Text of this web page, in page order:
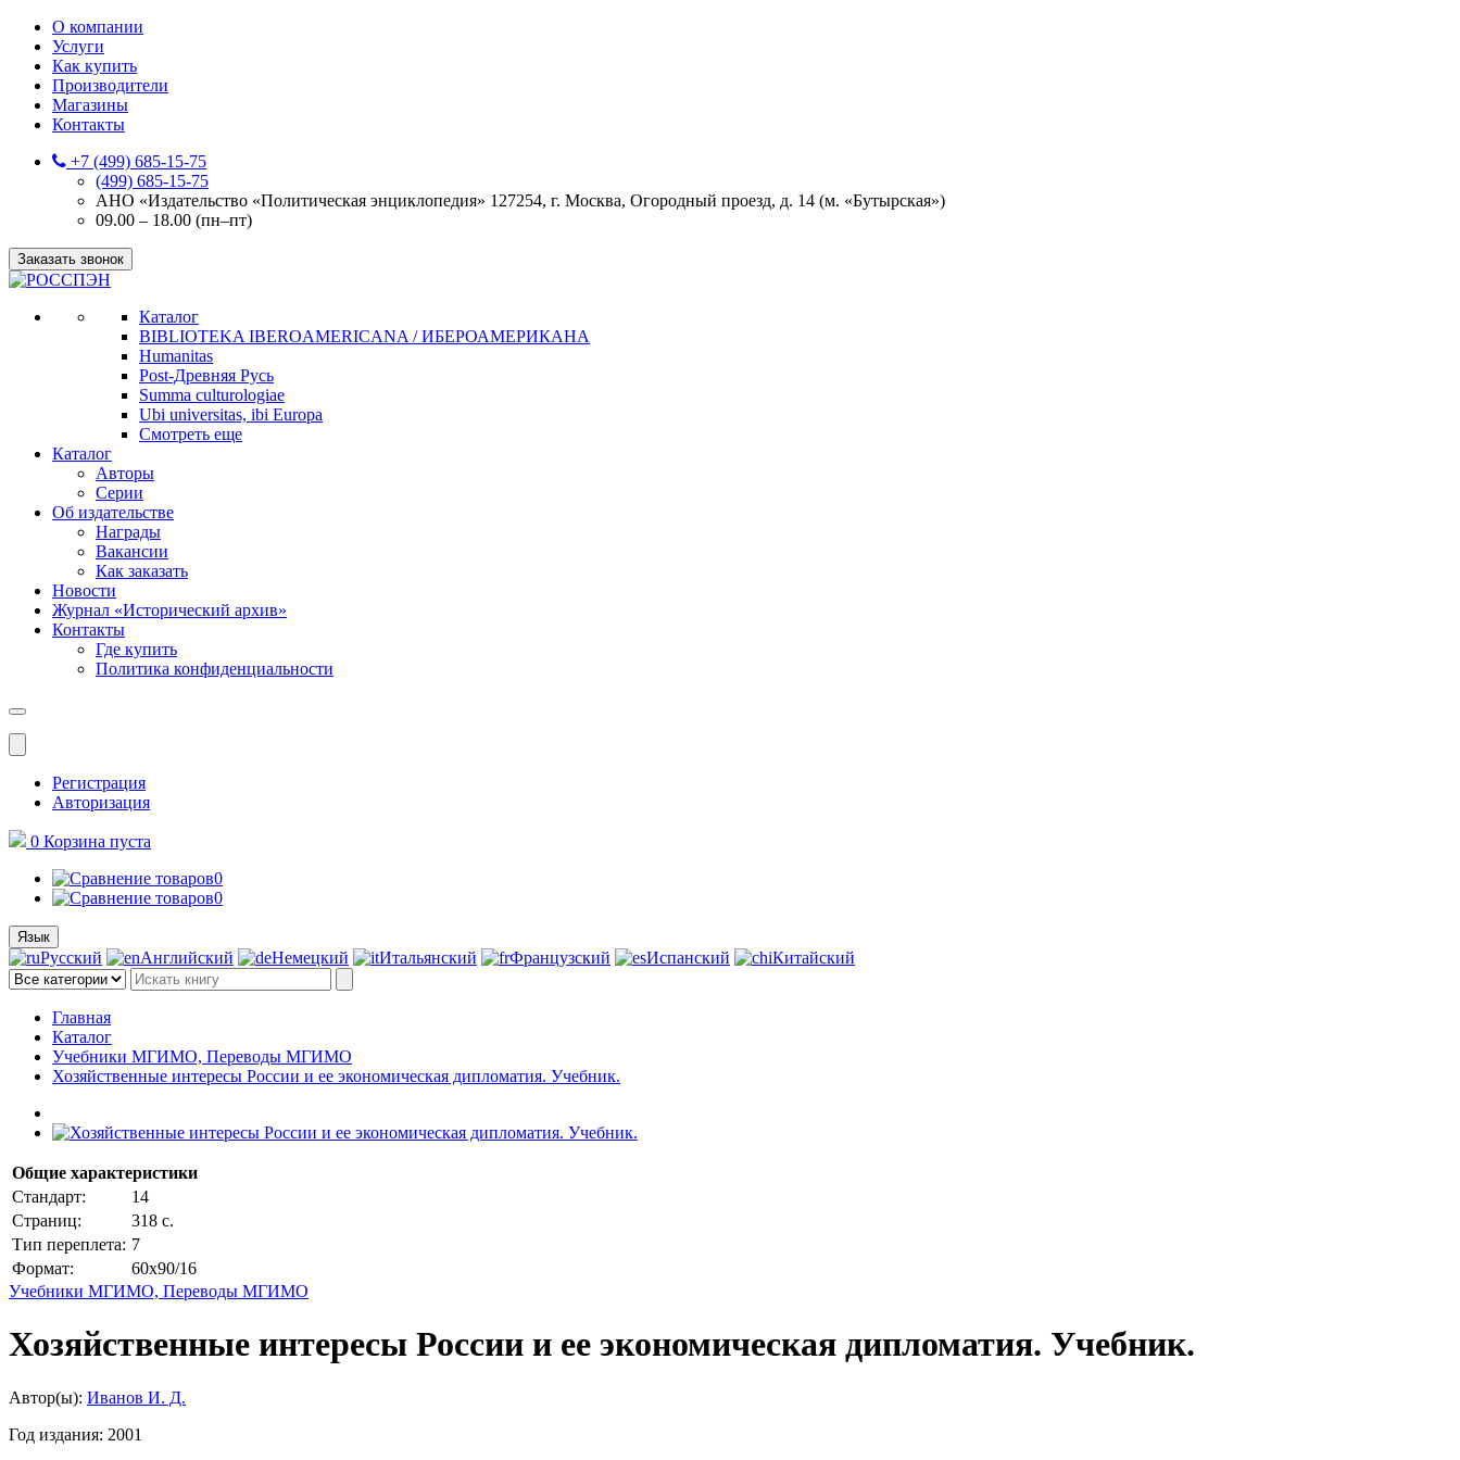
О компании
Услуги
Как купить
Производители
Магазины
Контакты
+7 (499) 685-15-75
(499) 685-15-75
АНО «Издательство «Политическая энциклопедия» 127254, г. Москва, Огородный проезд, д. 14 (м. «Бутырская»)
09.00 – 18.00 (пн–пт)
Заказать звонок
Каталог
BIBLIOTEKA IBEROAMERICANA / ИБЕРОАМЕРИКАНА
Humanitas
Post-Древняя Русь
Summa culturologiae
Ubi universitas, ibi Europa
Смотреть еще
Каталог
Авторы
Серии
Об издательстве
Награды
Вакансии
Как заказать
Новости
Журнал «Исторический архив»‎
Контакты
Где купить
Политика конфиденциальности
Меню
Регистрация
Авторизация
0 Корзина пуста
0
0
Язык
Русский Английский Немецкий Итальянский Французский Испанский Китайский
Главная
Каталог
Учебники МГИМО, Переводы МГИМО
Хозяйственные интересы России и ее экономическая дипломатия. Учебник.
Общие характеристики
Стандарт:
14
Страниц:
318 с.
Тип переплета: 7
Формат:
60x90/16
Учебники МГИМО, Переводы МГИМО
Хозяйственные интересы России и ее экономическая дипломатия. Учебник.
Автор(ы): Иванов И. Д.
Год издания: 2001